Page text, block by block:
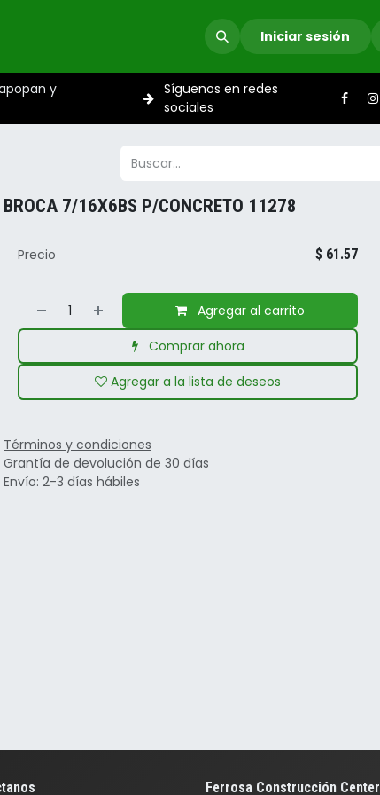
Iniciar sesión
y
Síguenos en redes
sociales
BROCA 7/16X6BS P/CONCRETO 11278
Agregar al carrito
Comprar ahora
Agregar a la lista de deseos
Precio $ 61.57
Términos y condiciones
Grantía de devolución de 30 días
Envío: 2-3 días hábiles
Ferrosa Construcción Center